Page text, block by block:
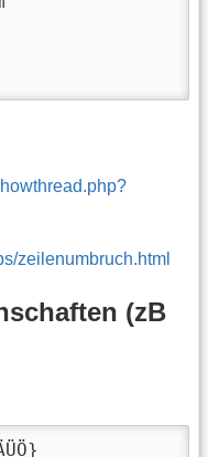
zeilenumbruch.html
(zB